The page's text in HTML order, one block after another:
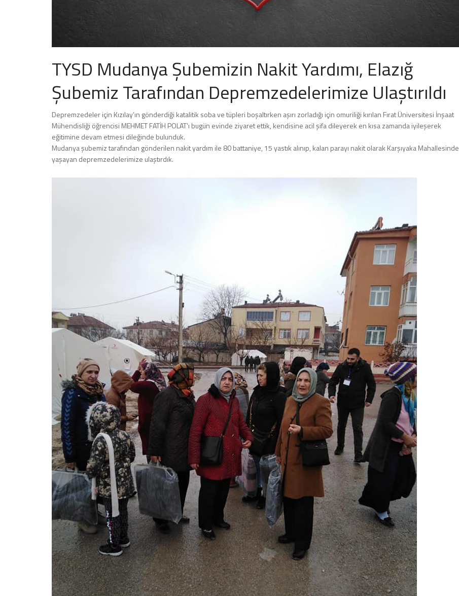
TYSD Mudanya Şubemizin Nakit Yardımı, Elazığ
Şubemiz Tarafından Depremzedelerimize Ulaştırıldı
Depremzedeler için Kızılay’ın gönderdiği katalitik soba ve tüpleri boşaltırken aşırı zorladığı için omuriliği kırılan Fırat Üniversitesi İnşaat
Mühendisliği öğrencisi MEHMET FATİH POLAT’ı bugün evinde ziyaret ettik, kendisine acil şifa dileyerek en kısa zamanda iyileşerek
eğitimine devam etmesi dileğinde bulunduk.
Mudanya şubemiz tarafından gönderilen nakit yardım ile 80 battaniye, 15 yastık alınıp, kalan parayı nakit olarak Karşıyaka Mahallesinde
yaşayan depremzedelerimize ulaştırdık.